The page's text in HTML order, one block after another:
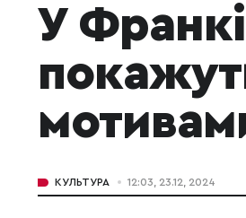
У
КУЛЬТУРА 12:03, 23.12, 2024